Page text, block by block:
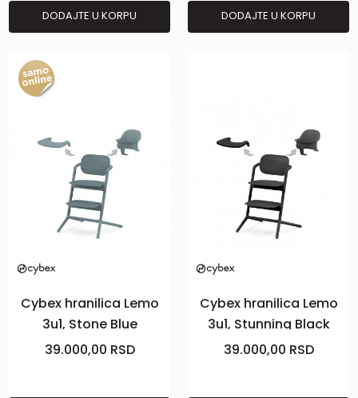
DODAJTE U KORPU DODAJTE U KORPU
Cybex hranilica Lemo
3u1, Stone Blue
39.000,00 RSD
Cybex hranilica Lemo
3u1, Stunning Black
39.000,00 RSD